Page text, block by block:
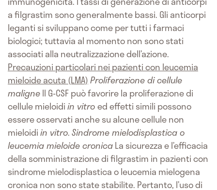
a filgrastim sono generalmente bassi. Gli anticorpi
leganti si sviluppano come per tutti i farmaci
biologici; tuttavia al momento non sono stati
associati alla neutralizzazione dell’azione.
Precauzioni particolari nei pazienti con leucemia
mieloide acuta (LMA)Proliferazione di cellule
maligneIl G-CSF può favorire la proliferazione di
cellule mieloidiin vitroed effetti simili possono
essere osservati anche su alcune cellule non
mieloidiin vitro.Sindrome mielodisplastica o
leucemia mieloide cronicaLa sicurezza e l’efficacia
della somministrazione di filgrastim in pazienti con
sindrome mielodisplastica o leucemia mielogena
cronica non sono state stabilite. Pertanto, l’uso di